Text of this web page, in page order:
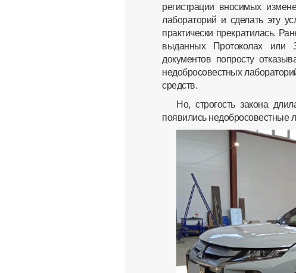
регистрации вносимых
лабораторий и сделать эту
практически прекратилась.
выданных Протоколах или
документов попросту
недобросовестных
средств.
Но, строгость закона
появились недобросовестные